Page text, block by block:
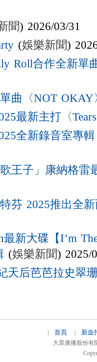
聞) 2026/03/31
(娛樂新聞)
Roll合作全新單
曲〈NOT OKAY
最新主打〈
全新錄音室專
王子」康納格雷
芬 2025推出全新
新大碟【I’m
(娛樂新聞) 2025/
天后芭芭拉史翠
首頁 新血
大眾廣播股份有